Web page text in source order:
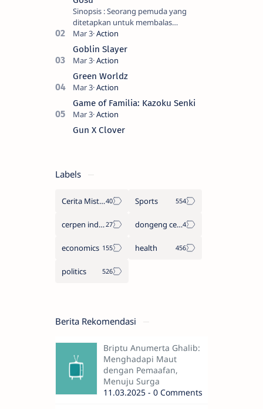
Sinopsis : Seorang pemuda yang
ditetapkan untuk membalas
masternya, seorang seniman bela diri
kuat sekali yang dikhianati oleh anak
buahn…
Goblin Slayer
Green Worldz
Game of Familia: Kazoku Senki
Gun X Clover
Labels
Cerita Misteri Sports
cerpen indonesia dongeng cerita legenda
economics health
politics
Berita Rekomendasi
Briptu Anumerta Ghalib:
Menghadapi Maut
dengan Pemaafan,
Menuju Surga
11.03.2025 - 0 Comments